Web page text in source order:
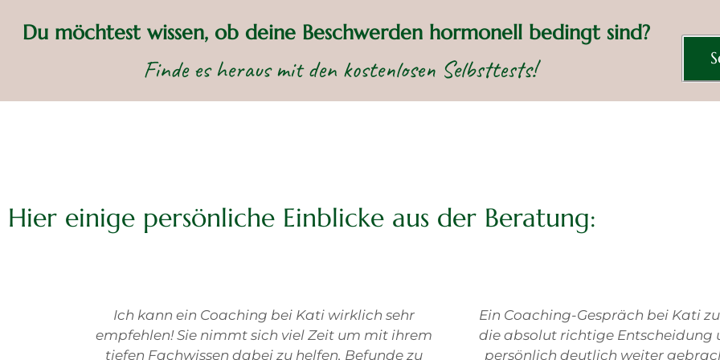
Du möchtest wissen, ob deine Beschwerden hormonell bedingt sind?
Finde es heraus mit den kostenlosen Selbsttests!
Hier einige persönliche Einblicke aus der Beratung:
Ein Coaching-Gespräch bei Kati zu buchen, war
die absolut richtige Entscheidung und hat mich
persönlich deutlich weiter gebracht. Kati geht
Auch ich hatte nun meine erste
und ging mit sehr hohen
Gespräch. Diese Erwartungen